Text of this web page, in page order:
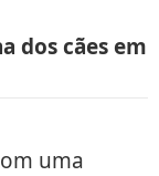
dos cães em
uma